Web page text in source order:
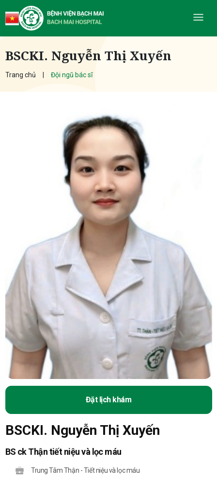
BSCKI. Nguyễn Thị Xuyến
Trang chủ Đội ngũ bác sĩ
Đặt lịch khám
BSCKI. Nguyễn Thị Xuyến
BS ck Thận tiết niệu và lọc máu
Trung Tâm Thận - Tiết niệu và lọc máu